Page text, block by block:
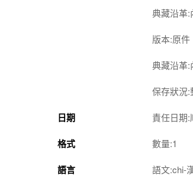
典藏沿革:
版本:原件
典藏沿革:
保存狀況:
日期 責任日期:
格式 數量:1
語言 語文:chi-